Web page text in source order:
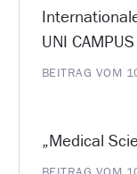
UNI
BEITRAG VOM
„Medical